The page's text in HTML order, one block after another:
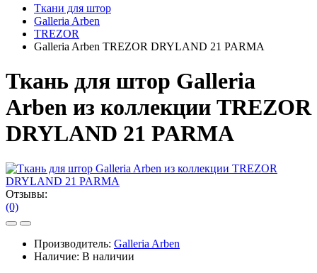
Ткани для штор
Galleria Arben
TREZOR
Galleria Arben TREZOR DRYLAND 21 PARMA
Ткань для штор Galleria
Arben из коллекции TREZOR
DRYLAND 21 PARMA
Отзывы:
(0)
Производитель: Galleria Arben
Наличие: В наличии